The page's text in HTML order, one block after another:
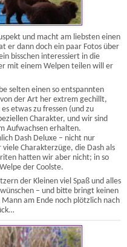
und macht am liebsten einen
er dann doch ein paar Fotos über
bisschen interessiert in die
mit einem Welpen teilen will er
selten einen so entspannten
der Art her extrem gechillt,
etwas zu fressen (und zu
Charakter, und wir sind
Aufwachsen erhalten.
Dash Deluxe – nicht nur
Charakterzüge, die Dash als
hatten wir aber nicht; in so
der Coolste.
der Kleinen viel Spaß und alles
– und bitte bringt keinen
am Ende noch plötzlich nach